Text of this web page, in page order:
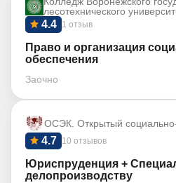
лесотехнического
1 отзыв
4.4
Право и организация
обеспечения
Заочно
ОСЭК. Открытый
10 отзывов
4.7
Юриспруденция +
делопроизводству